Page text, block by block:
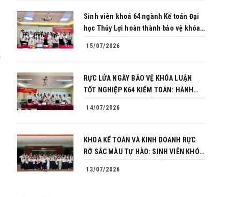
Sinh viên khoá 64 ngành Kế toán Đại
học Thủy Lợi hoàn thành bảo vệ khóa
15/07/2026
RỰC LỬA NGÀY BẢO VỆ KHÓA LUẬN
TỐT NGHIỆP K64 KIỂM TOÁN: HÀNH
14/07/2026
KHOA KẾ TOÁN VÀ KINH DOANH RỰC
RỠ SẮC MÀU TỰ HÀO: SINH VIÊN KHÓA
13/07/2026